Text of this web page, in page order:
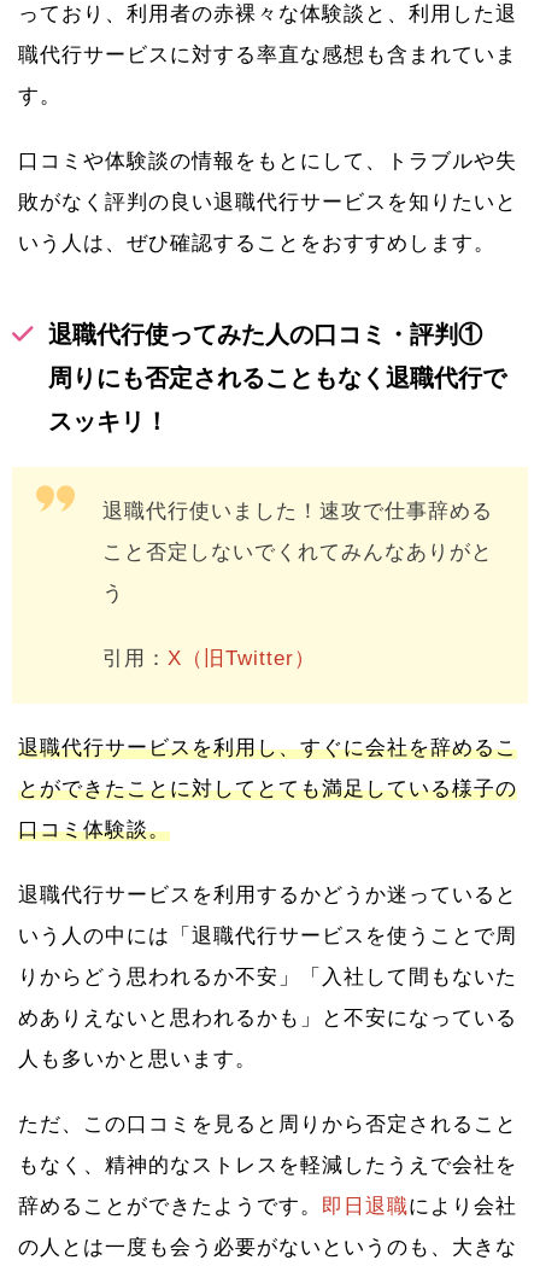
っており、利用者の赤裸々な体験談と、利用した退
職代行サービスに対する率直な感想も含まれていま
す。
口コミや体験談の情報をもとにして、トラブルや失
敗がなく評判の良い退職代行サービスを知りたいと
いう人は、ぜひ確認することをおすすめします。
退職代行使ってみた人の口コミ・評判①
周りにも否定されることもなく退職代行で
スッキリ！
退職代行使いました！速攻で仕事辞める
こと否定しないでくれてみんなありがと
う
引用： X（旧Twitter）
退職代行サービスを利用し、すぐに会社を辞めるこ
とができたことに対してとても満足している様子の
口コミ体験談。
退職代行サービスを利用するかどうか迷っていると
いう人の中には「退職代行サービスを使うことで周
りからどう思われるか不安」「入社して間もないた
めありえないと思われるかも」と不安になっている
人も多いかと思います。
ただ、この口コミを見ると周りから否定されること
もなく、精神的なストレスを軽減したうえで会社を
辞めることができたようです。 即日退職により会社
の人とは一度も会う必要がないというのも、大きな